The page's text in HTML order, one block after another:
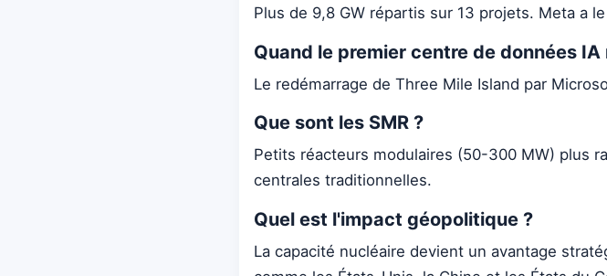
Plus de 9,8 GW répartis sur 13 projets. Meta a
Quand le premier centre de données
Le redémarrage de Three Mile Island par
Que sont les SMR ?
Petits réacteurs modulaires (50-300 MW) plus
centrales traditionnelles.
Quel est l'impact géopolitique ?
La capacité nucléaire devient un avantage